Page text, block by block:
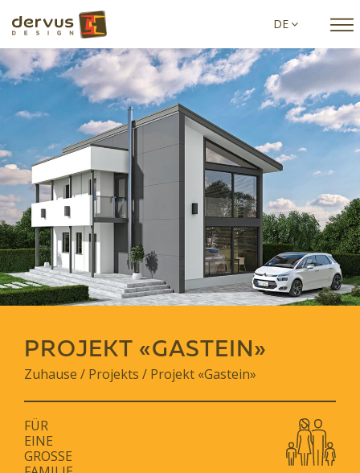
DE
PROJEKT «GASTEIN»
Zuhause / Projekts / Projekt «Gastein»
FÜR
EINE
GROSSE F